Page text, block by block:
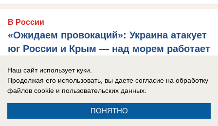
В России
«Ожидаем провокаций»: Украина атакует
юг России и Крым — над морем работает
Эксперты считают, что Киев хочет напугать
туристов, отдыхающих на побережье.
Наш сайт использует куки.
Продолжая его использовать, вы даете согласие на обработку
файлов cookie и пользовательских данных.
ПОНЯТНО